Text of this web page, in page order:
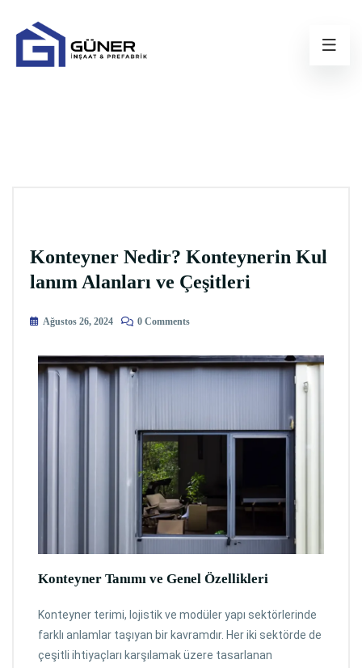
Konteyner Nedir? Konteynerin Kul
lanım Alanları ve Çeşitleri
Ağustos 26, 2024 0 Comments
Konteyner Tanımı ve Genel Özellikleri
Konteyner terimi, lojistik ve modüler yapı sektörlerinde
farklı anlamlar taşıyan bir kavramdır. Her iki sektörde de
çeşitli ihtiyaçları karşılamak üzere tasarlanan